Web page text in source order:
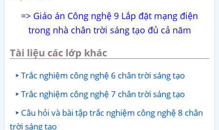
=> Giáo án Công nghệ 9 Lắp đặt mạng điện
trong nhà chân trời sáng tạo đủ cả năm
Tài liệu các lớp khác
Trắc nghiệm công nghệ 6 chân trời sáng tạo
Trắc nghiệm công nghệ 7 chân trời sáng tạo
Câu hỏi và bài tập trắc nghiệm công nghệ 8 chân
trời sáng tạo